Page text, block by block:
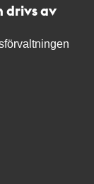
drivs av